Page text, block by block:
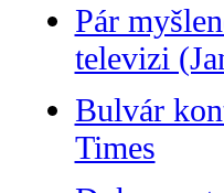
Pár
televizi
Bulvár
Times